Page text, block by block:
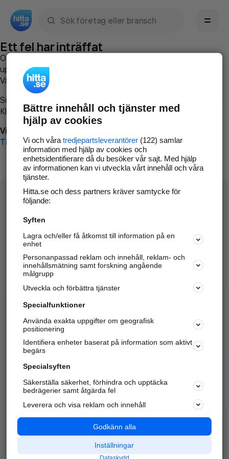
Ett fel har inträffat
Om du vill kan du
uppstod så att vi lättare och snabbare kan avhjälpa det.
Vänligen försök med följande:
Surfa till
Klicka påTillbaka-knappen i webbläsaren och försök igen
Vi beklagar besväret!
Till startsidan
Hitta.se - Gratis nummerupplysning.
Sök företag, personer och platser.
Hitta telefonnummer, adresser, företagsinfo mm.
Marknadsför företaget
Kom igång och annonsera mot
samarbetspartners nära dig.
Alla kategorier
Populära sökningar
API & Kartor
Annonsera
Integritet
Nödnummer
Bättre innehåll och tjänster med
hjälp av cookies
Vi och våra tredjepartsleverantörer(122) samlar
information med hjälp av cookies och
enhetsidentifierare då du besöker vår sajt. Med hjälp
av informationen kan vi utveckla vårt innehåll och våra
tjänster.
Hitta.se och dess partners kräver samtycke för
följande:
Syften
Lagra och/eller få åtkomst till information på en
enhet
Personanpassad reklam och innehåll, reklam- och
innehållsmätning samt forskning angående
målgrupp
Utveckla och förbättra tjänster
Specialfunktioner
Använda exakta uppgifter om geografisk
positionering
Identifiera enheter baserat på information som aktivt
begärs
Specialsyften
Säkerställa säkerhet, förhindra och upptäcka
bedrägerier samt åtgärda fel
Leverera och visa reklam och innehåll
Godkänn alla
Inställningar
Dataskydd